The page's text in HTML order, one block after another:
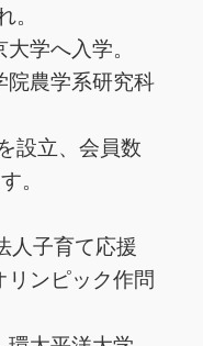
学へ入学。
院農学系研究科
設立、会員数
。
人子育て応援
リンピック作問